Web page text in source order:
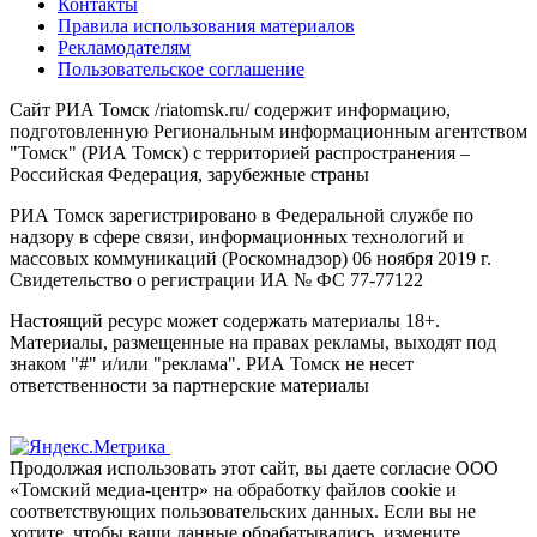
Контакты
Правила использования материалов
Рекламодателям
Пользовательское соглашение
Сайт РИА Томск /riatomsk.ru/ содержит информацию,
подготовленную Региональным информационным агентством
"Томск" (РИА Томск) с территорией распространения –
Российская Федерация, зарубежные страны
РИА Томск зарегистрировано в Федеральной службе по
надзору в сфере связи, информационных технологий и
массовых коммуникаций (Роскомнадзор) 06 ноября 2019 г.
Свидетельство о регистрации ИА № ФС 77-77122
Настоящий ресурс может содержать материалы 18+.
Материалы, размещенные на правах рекламы, выходят под
знаком "#" и/или "реклама". РИА Томск не несет
ответственности за партнерские материалы
Продолжая использовать этот сайт, вы даете согласие ООО
«Томский медиа-центр» на обработку файлов cookie и
соответствующих пользовательских данных. Если вы не
хотите, чтобы ваши данные обрабатывались, измените